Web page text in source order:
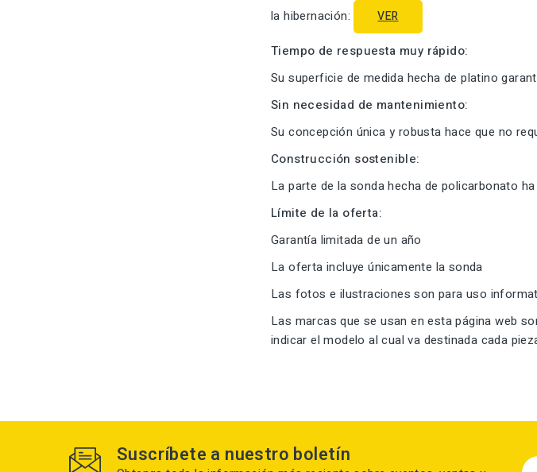
la hibernación:
VER
Tiempo de respuesta muy rápido:
Su superficie de medida hecha de platino
Sin necesidad de mantenimiento:
Su concepción única y robusta hace que no
Construcción sostenible:
La parte de la sonda hecha de policarbonato
Límite de la oferta:
Garantía limitada de un año
La oferta incluye únicamente la sonda
Las fotos e ilustraciones son para uso
Las marcas que se usan en esta página web
indicar el modelo al cual va destinada cada
Suscríbete a nuestro boletín